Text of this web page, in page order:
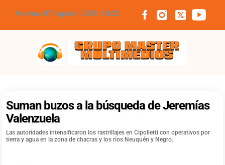
Viernes 07 Agosto 2026 18:22
Grupo Master Multimedios
Suman buzos a la búsqueda de Jeremías
Valenzuela
Las autoridades intensificaron los rastrillajes en Cipolletti con operativos por
tierra y agua en la zona de chacras y los ríos Neuquén y Negro.